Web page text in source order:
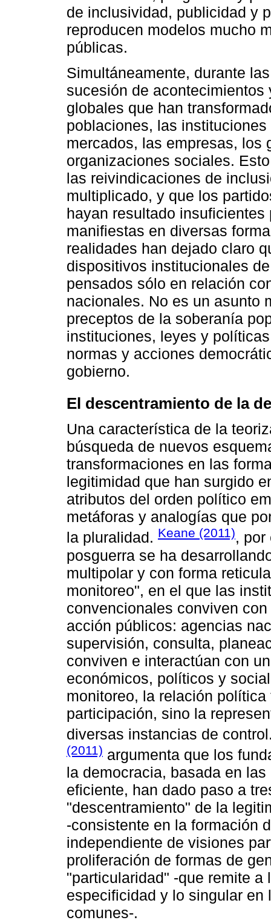
de inclusividad, publicidad y
reproducen modelos mucho
públicas.
Simultáneamente, durante
sucesión de
globales que han
poblaciones, las
mercados, las empresas, los
organizaciones sociales.
las reivindicaciones de
multiplicado, y que los
hayan resultado
manifiestas en diversas
realidades han dejado claro
dispositivos institucionales
pensados sólo en relación
nacionales. No es un asunto
preceptos de la soberanía
instituciones, leyes y
normas y acciones
gobierno.
El descentramiento de la
Una característica de la
búsqueda de nuevos
transformaciones en las
legitimidad que han surgido
atributos del orden político
metáforas y analogías que
la pluralidad. Keane (2011), por
posguerra se ha
multipolar y con forma
monitoreo", en el que las
convencionales conviven
acción públicos: agencias
supervisión, consulta,
conviven e interactúan con
económicos, políticos y
monitoreo, la relación
participación, sino la
diversas instancias de
(2011) argumenta que los
la democracia, basada en
eficiente, han dado paso a
"descentramiento" de la
-consistente en la formación
independiente de visiones
proliferación de formas de
"particularidad" -que remite
especificidad y lo singular
comunes-.